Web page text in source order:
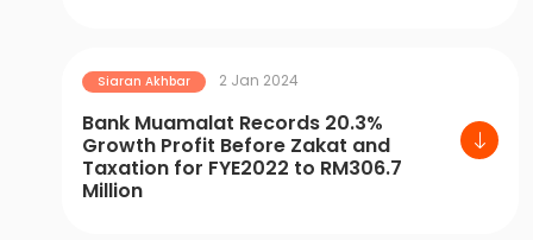
Siaran Akhbar 2 Jan 2024
Bank Muamalat Records 20.3%
Growth Profit Before Zakat and
Taxation for FYE2022 to RM306.7
Million